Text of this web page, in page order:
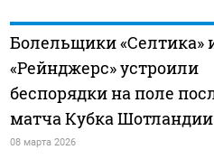
Болельщики «Селтика»
«Рейнджерс» устроили
беспорядки на поле
матча Кубка Шотландии
08 марта 2026